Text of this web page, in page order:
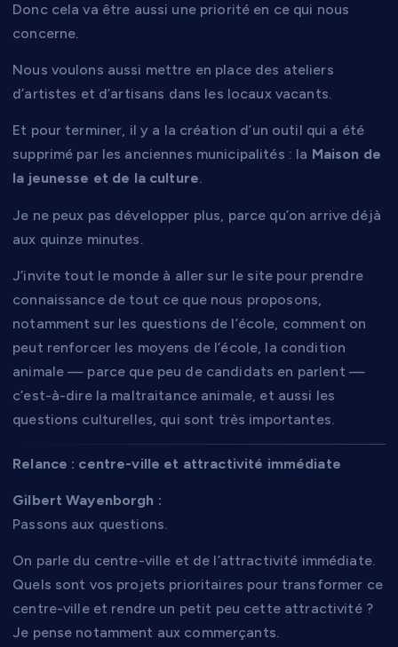
Donc cela va être aussi une priorité en ce qui nous
concerne.
Nous voulons aussi mettre en place des ateliers
d’artistes et d’artisans dans les locaux vacants.
Et pour terminer, il y a la création d’un outil qui a été
supprimé par les anciennes municipalités : la Maison de
la jeunesse et de la culture.
Je ne peux pas développer plus, parce qu’on arrive déjà
aux quinze minutes.
J’invite tout le monde à aller sur le site pour prendre
connaissance de tout ce que nous proposons,
notamment sur les questions de l’école, comment on
peut renforcer les moyens de l’école, la condition
animale — parce que peu de candidats en parlent —
c’est-à-dire la maltraitance animale, et aussi les
questions culturelles, qui sont très importantes.
Relance : centre-ville et attractivité immédiate
Gilbert Wayenborgh :
Passons aux questions.
On parle du centre-ville et de l’attractivité immédiate.
Quels sont vos projets prioritaires pour transformer ce
centre-ville et rendre un petit peu cette attractivité ?
Je pense notamment aux commerçants.